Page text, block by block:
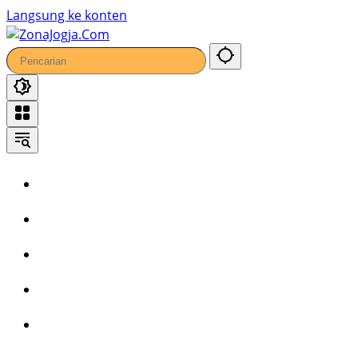
Langsung ke konten